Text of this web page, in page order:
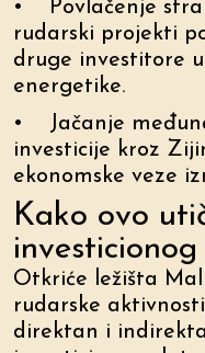
• Povlačenje
rudarski projekti
druge investitore
energetike.
• Jačanje
investicije kroz
ekonomske veze
Kako ovo
Otkriće ležišta
rudarske
direktan i